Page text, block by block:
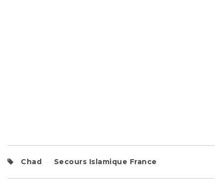
Chad Secours Islamique France